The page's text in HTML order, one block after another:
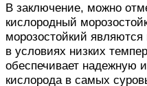
В заключение, можно
кислородный
морозостойкий
в условиях низких
обеспечивает надежную
кислорода в самых